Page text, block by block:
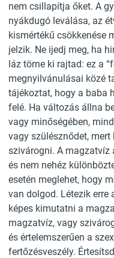
nem csillapítja őket. A
nyákdugó leválása, az
kismértékű csökkenése
jelzik. Ne ijedj meg, ha
láz törne ki rajtad: ez a
megnyilvánulásai közé
tájékoztat, hogy a baba
felé. Ha változás állna
vagy minőségében,
vagy szülésznődet,
szivárogni. A magzatvíz
és nem nehéz
esetén meglehet, hogy
van dolgod. Létezik erre
képes kimutatni a
magzatvíz, vagy
és értelemszerűen a
fertőzésveszély.